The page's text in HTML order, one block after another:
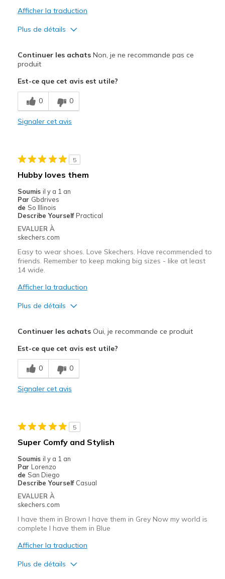
Afficher la traduction
Plus de détails
Attractive Design
Comfortable
Le contre
Desing of sole
Sizing
Feels true to size
View On Shoes
Shoes are for Wearing
Continuer les achatsNon, je ne recommande pas ce
produit
Est-ce que cet avis est utile?
0 0
Signaler cet avis
5
Hubby loves them
Soumis il y a 1 an
Par Gbdrives
de So Illinois
Describe Yourself Practical
EVALUER À
skechers.com
Easy to wear shoes. Love Skechers. Have recommended to
friends. Remember to keep making big sizes - like at least
14 wide.
Afficher la traduction
Plus de détails
Breathe Well
Comfortable
Les meilleures utilisations
Going Out
Sizing
Feels true to size
Continuer les achatsOui, je recommande ce produit
Est-ce que cet avis est utile?
0 0
Signaler cet avis
5
Super Comfy and Stylish
Soumis il y a 1 an
Par Lorenzo
de San Diego
Describe Yourself Casual
EVALUER À
skechers.com
I have them in Brown I have them in Grey Now my world is
complete I have them in Blue
Afficher la traduction
Plus de détails